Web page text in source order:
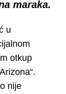
maraka.
u
otkup
nije